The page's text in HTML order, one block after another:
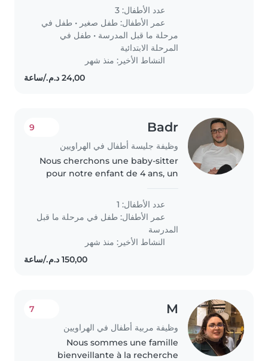
عدد الأطفال: 3
عمر الأطفال: طفل صغير • طفل في
مرحلة ما قبل المدرسة • طفل في
المرحلة الابتدائية
النشاط الأخير: منذ شهر
Badr
وظيفة جليسة أطفال في الهراويين
9
Nous cherchons une baby-sitter
pour notre enfant de 4 ans, un
d'énergie. Il adore jouer et courir
partout, alors une personne
dynamique serait idéale..
عدد الأطفال: 1
عمر الأطفال: طفل في مرحلة ما قبل
المدرسة
النشاط الأخير: منذ شهر
M
وظيفة مربية أطفال في الهراويين
7
Nous sommes une famille
bienveillante à la recherche